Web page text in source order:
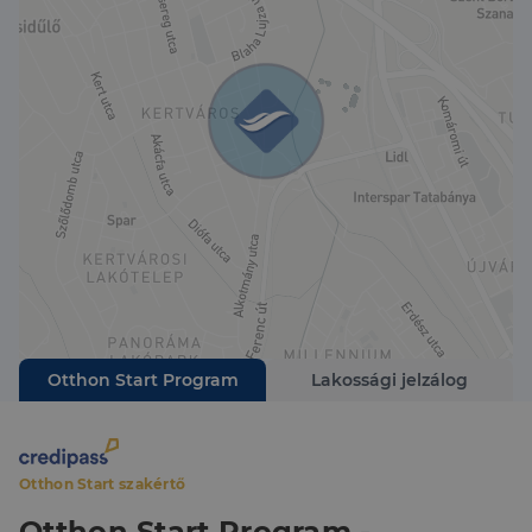
Otthon Start Program Lakossági jelzálog
Otthon Start szakértő